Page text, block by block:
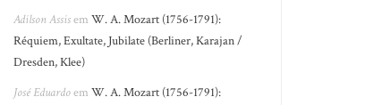
Adilson AssisemW. A. Mozart (1756-1791):
Réquiem, Exultate, Jubilate (Berliner, Karajan /
Dresden, Klee)
José EduardoemW. A. Mozart (1756-1791):